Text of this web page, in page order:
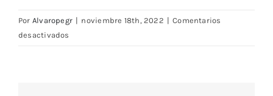
Por Alvaropegr | noviembre 18th, 2022 | Comentarios
desactivados